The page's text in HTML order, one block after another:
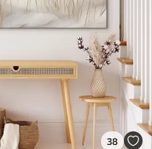
38